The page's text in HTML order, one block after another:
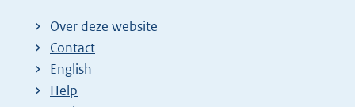
Over deze website
Contact
English
Help